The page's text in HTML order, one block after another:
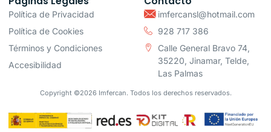
Política de Privacidad
Política de Cookies
Términos y Condiciones
Accesibilidad
imfercansl@hotmail.com
928 717 386
Calle General Bravo 74,
35220, Jinamar, Telde,
Las Palmas
Copyright ©2026 Imfercan. Todos los derechos reservados.